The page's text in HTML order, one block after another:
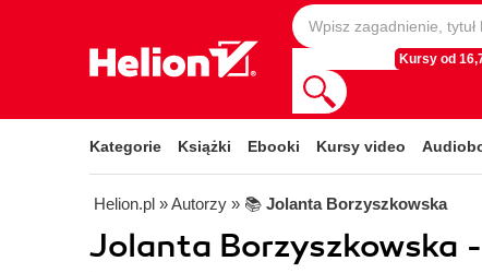
Kursy od
Kategorie Książki Ebooki Kursy video
Helion.pl » Autorzy » 📚 Jolanta Borzyszkowska
Jolanta Borzyszkowska